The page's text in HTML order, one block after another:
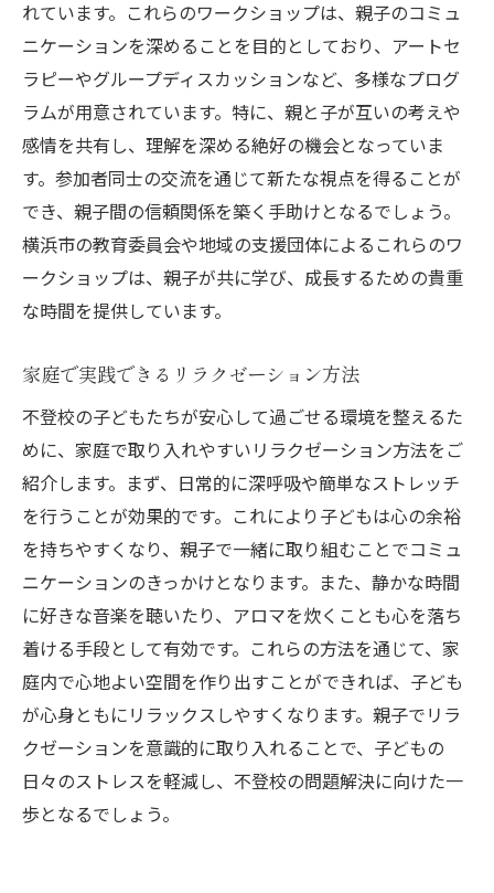
れています。これらのワークショップは、親子のコミュ
ニケーションを深めることを目的としており、アートセ
ラピーやグループディスカッションなど、多様なプログ
ラムが用意されています。特に、親と子が互いの考えや
感情を共有し、理解を深める絶好の機会となっていま
す。参加者同士の交流を通じて新たな視点を得ることが
でき、親子間の信頼関係を築く手助けとなるでしょう。
横浜市の教育委員会や地域の支援団体によるこれらのワ
ークショップは、親子が共に学び、成長するための貴重
な時間を提供しています。
家庭で実践できるリラクゼーション方法
不登校の子どもたちが安心して過ごせる環境を整えるた
めに、家庭で取り入れやすいリラクゼーション方法をご
紹介します。まず、日常的に深呼吸や簡単なストレッチ
を行うことが効果的です。これにより子どもは心の余裕
を持ちやすくなり、親子で一緒に取り組むことでコミュ
ニケーションのきっかけとなります。また、静かな時間
に好きな音楽を聴いたり、アロマを炊くことも心を落ち
着ける手段として有効です。これらの方法を通じて、家
庭内で心地よい空間を作り出すことができれば、子ども
が心身ともにリラックスしやすくなります。親子でリラ
クゼーションを意識的に取り入れることで、子どもの
日々のストレスを軽減し、不登校の問題解決に向けた一
歩となるでしょう。